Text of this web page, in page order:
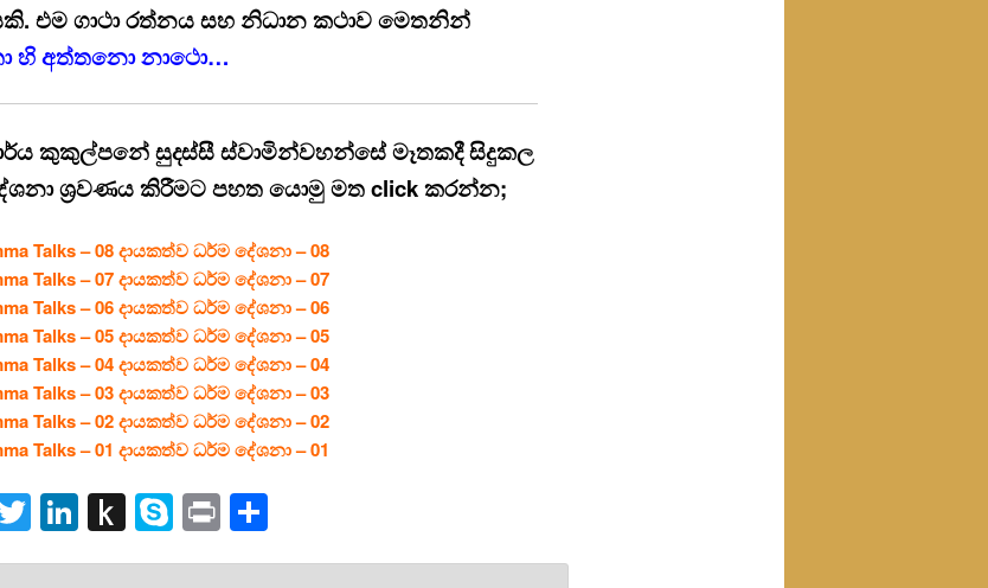
එම ගාථා රත්නය සහ නිධාන කථාව මෙතනින්
හි අත්තනො නාථො…
කුකුල්පනේ සුදස්සී ස්වාමින්වහන්සේ මෑතකදී සිදුකල
ශ්‍රවණය කිරීමට පහත යොමු මත click කරන්න;
Talks – 08 දායකත්ව ධර්ම දේශනා – 08
Talks – 07 දායකත්ව ධර්ම දේශනා – 07
Talks – 06 දායකත්ව ධර්ම දේශනා – 06
Talks – 05 දායකත්ව ධර්ම දේශනා – 05
Talks – 04 දායකත්ව ධර්ම දේශනා – 04
Talks – 03 දායකත්ව ධර්ම දේශනා – 03
Talks – 02 දායකත්ව ධර්ම දේශනා – 02
Talks – 01 දායකත්ව ධර්ම දේශනා – 01
Twitter
LinkedIn
Push
to
Skype
PrintShare